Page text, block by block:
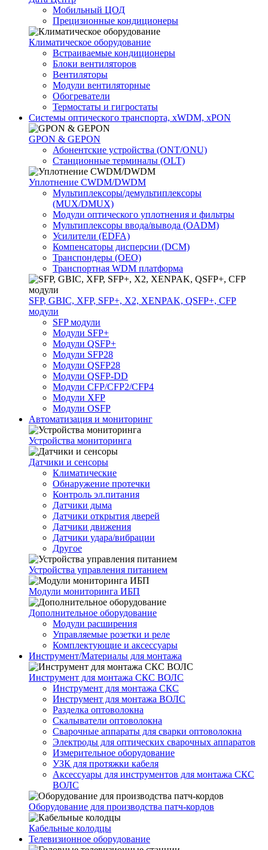
Мобильный ЦОД
Прецизионные кондиционеры
Климатичeское оборудование
Встраиваемые кондиционеры
Блоки вентиляторов
Вентиляторы
Модули вентиляторные
Обогреватели
Термостаты и гигростаты
Системы оптического транспорта, xWDM, xPON
GPON & GEPON
Абонентские устройства (ONT/ONU)
Станционные терминалы (OLT)
Уплотнение CWDM/DWDM
Мультиплексоры/демультиплексоры
(MUX/DMUX)
Модули оптического уплотнения и фильтры
Мультиплексоры ввода/вывода (OADM)
Усилители (EDFA)
Компенсаторы дисперсии (DCM)
Транспондеры (OEO)
Транспортная WDM платформа
SFP, GBIC, XFP, SFP+, X2, XENPAK, QSFP+, CFP
модули
SFP модули
Модули SFP+
Модули QSFP+
Модули SFP28
Модули QSFP28
Модули QSFP-DD
Модули CFP/CFP2/CFP4
Модули XFP
Модули OSFP
Автоматизация и мониторинг
Устройства мониторинга
Датчики и сенсоры
Климатические
Обнаружение протечки
Контроль эл.питания
Датчики дыма
Датчики открытия дверей
Датчики движения
Датчики удара/вибрации
Другое
Устройства управления питанием
Модули мониторинга ИБП
Дополнительное оборудование
Модули расширения
Управляемые розетки и реле
Комплектующие и аксессуары
Инструмент/Материалы для монтажа
Инструмент для монтажа СКС ВОЛС
Инструмент для монтажа СКС
Инструмент для монтажа ВОЛС
Разделка оптоволокна
Скалыватели оптоволокна
Сварочные аппараты для сварки оптоволокна
Электроды для оптических сварочных аппаратов
Измерительное оборудование
УЗК для протяжки кабеля
Аксессуары для инструментов для монтажа СКС
ВОЛС
Оборудование для производства патч-кордов
Кабельные колодцы
Телевизионное оборудование